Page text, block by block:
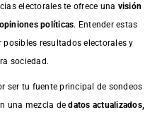
electorales te ofrece una visión
políticas. Entender estas
resultados electorales y
sociedad.
ser tu fuente principal de sondeos
una mezcla dedatos actualizados,